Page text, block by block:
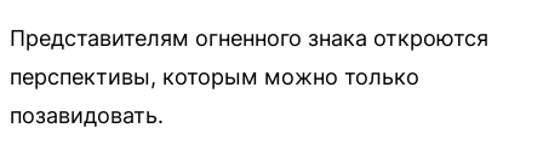
Представителям огненного знака откроются
перспективы, которым можно только
позавидовать.